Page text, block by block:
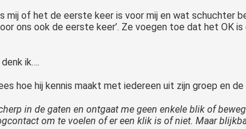
mij of het de eerste keer is voor mij en wat schuchter
ons ook de eerste keer’. Ze voegen toe dat het OK
denk ik….
hoe hij kennis maakt met iedereen uit zijn groep en
in de gaten en ontgaat me geen enkele blik of
om te voelen of er een klik is of niet. Maar